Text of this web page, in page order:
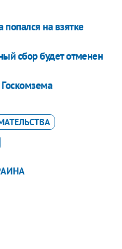
на взятке
сбор будет отменен